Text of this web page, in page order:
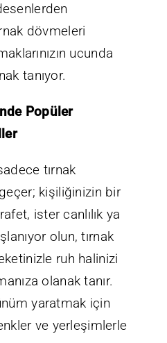
dövmeleri
ucunda
tanıyor.
Popüler
tırnak
kişiliğinizin bir
ister canlılık ya
olun, tırnak
ruh halinizi
olanak tanır.
yaratmak için
ve yerleşimlerle